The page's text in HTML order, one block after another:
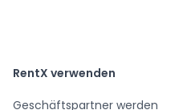
RentX verwenden
Geschäftspartner werden